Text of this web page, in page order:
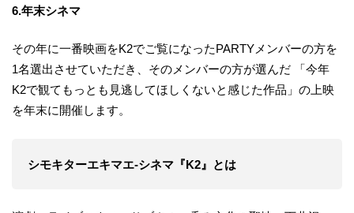
6.年末シネマ
その年に一番映画をK2でご覧になったPARTYメンバーの方を
1名選出させていただき、そのメンバーの方が選んだ 「今年
K2で観てもっとも見逃してほしくないと感じた作品」の上映
を年末に開催します。
シモキターエキマエ-シネマ『K2』とは